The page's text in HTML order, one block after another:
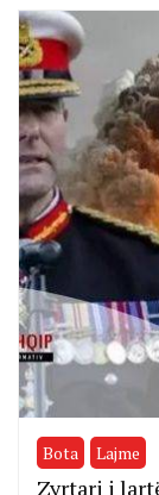
Bota Lajme
Zyrtari i